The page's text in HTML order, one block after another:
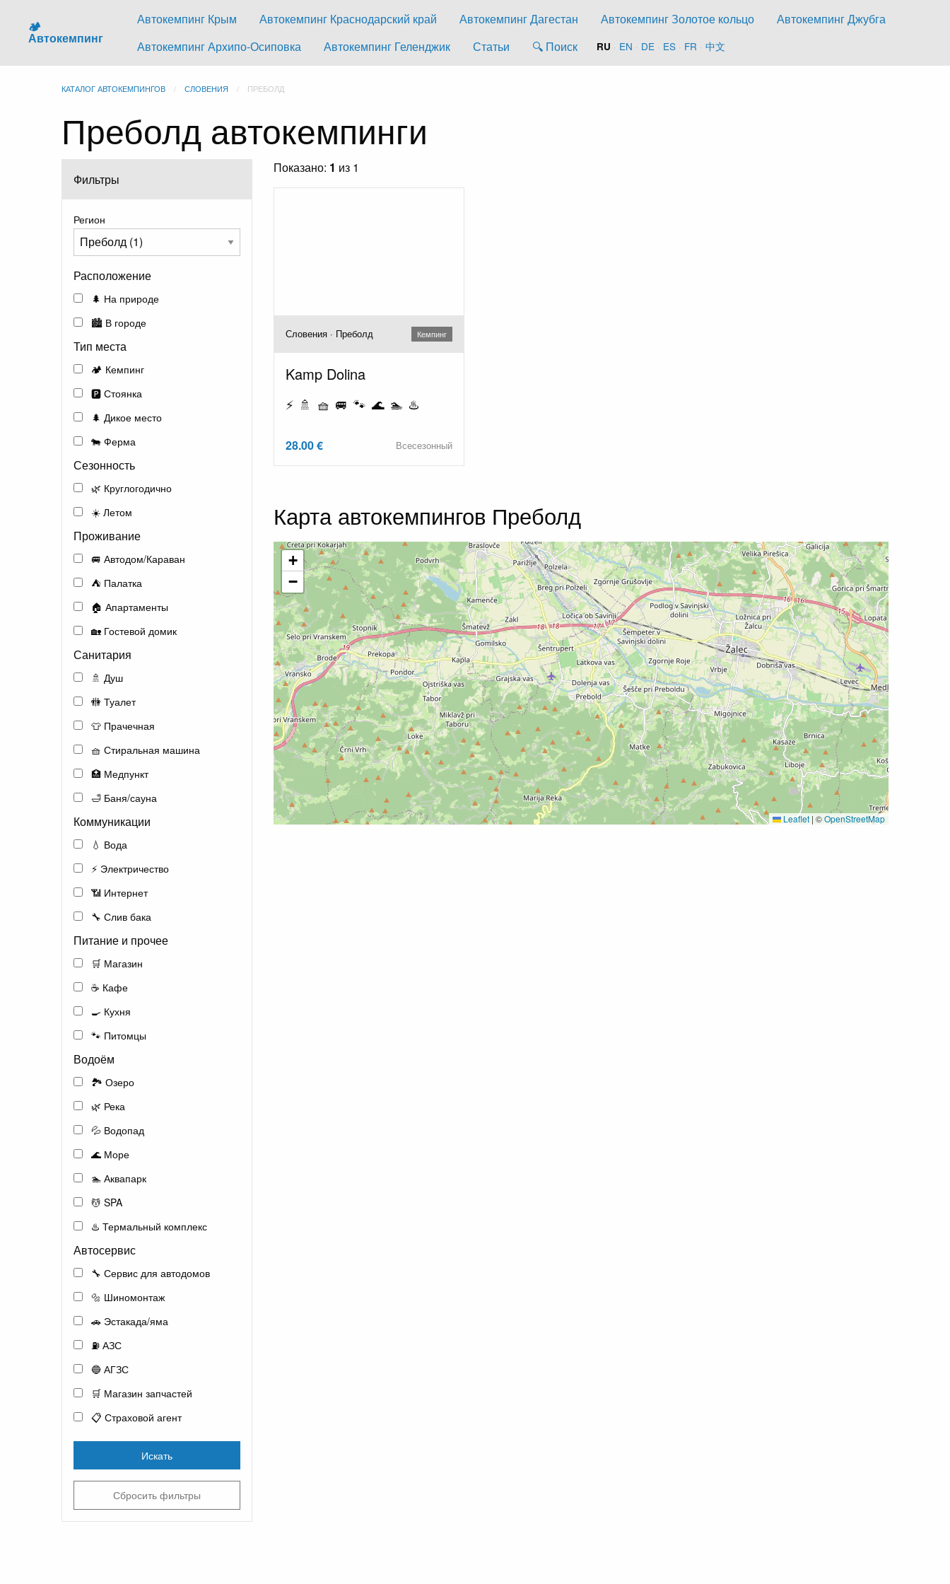
🏕️
Автокемпинг
Автокемпинг Крым Автокемпинг Краснодарский край Автокемпинг Дагестан Автокемпинг Золотое кольцо
Автокемпинг Джубга
Автокемпинг Архипо-Осиповка
Автокемпинг Геленджик Статьи 🔍 Поиск RU · EN · DE · ES · FR · 中文
КАТАЛОГ АВТОКЕМПИНГОВ СЛОВЕНИЯ ПРЕБОЛД
Преболд автокемпинги
Фильтры
Регион
Расположение
🌲 На природе
🏙️ В городе
Тип места
🏕️ Кемпинг
🅿️ Стоянка
🌲 Дикое место
🐄 Ферма
Сезонность
🌿 Круглогодично
☀️ Летом
Проживание
🚐 Автодом/Караван
⛺ Палатка
🏠 Апартаменты
🏡 Гостевой домик
Санитария
🚿 Душ
🚻 Туалет
👕 Прачечная
🧺 Стиральная машина
🏥 Медпункт
🛁 Баня/сауна
Коммуникации
💧 Вода
⚡ Электричество
📶 Интернет
🔧 Слив бака
Питание и прочее
🛒 Магазин
☕ Кафе
🍳 Кухня
🐾 Питомцы
Водоём
🏞️ Озеро
🌿 Река
💦 Водопад
🌊 Море
🏊 Аквапарк
💆 SPA
♨️ Термальный комплекс
Автосервис
🔧 Сервис для автодомов
🔩 Шиномонтаж
🚗 Эстакада/яма
⛽ АЗС
🔵 АГЗС
🛒 Магазин запчастей
📋 Страховой агент
Искать
Сбросить фильтры
Показано: 1 из 1
Словения · Преболд Кемпинг
Kamp Dolina
⚡ 🚿 🧺 🚐 🐾 🌊 🏊 ♨️
28.00 € Всесезонный
Карта автокемпингов Преболд
+
−
Leaflet | ©OpenStreetMap